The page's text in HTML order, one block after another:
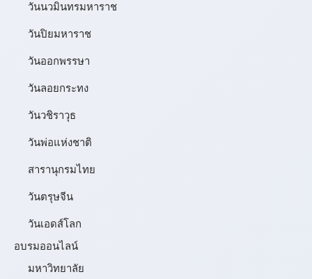
วันนวมินทรมหาราช
วันปิยมหาราช
วันออกพรรษา
วันลอยกระทง
วันวชิราวุธ
วันพ่อแห่งชาติ
สารานุกรมไทย
วันตรุษจีน
วันเอดส์โลก
อบรมออนไลน์
มหาวิทยาลัย